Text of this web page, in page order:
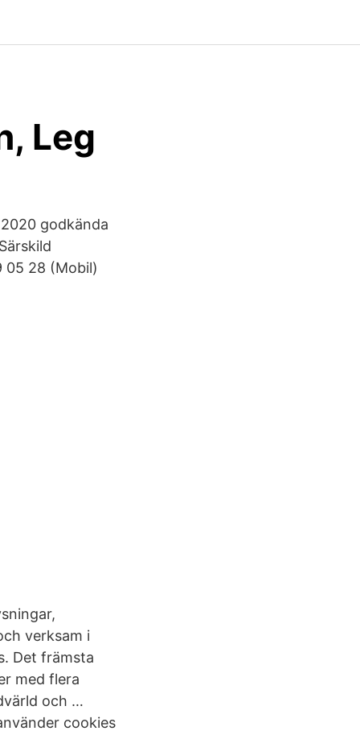
Leg
godkända
05 28 (Mobil)
verksam i
Det främsta
med flera
och …
cookies